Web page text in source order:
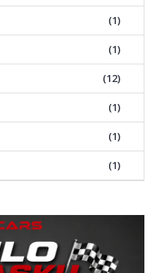
(1)
(1)
(12)
(1)
(1)
(1)